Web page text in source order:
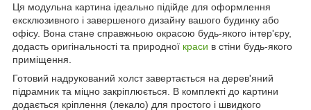
Ця модульна картина ідеально підійде для оформлення
ексклюзивного і завершеного дизайну вашого будинку або
офісу. Вона стане справжньою окрасою будь-якого інтер'єру,
додасть оригінальності та природної краси в стіни будь-якого
приміщення.
Готовий надрукований холст завертається на дерев'яний
підрамник та міцно закріплюється. В комплекті до картини
додається кріплення (лекало) для простого і швидкого